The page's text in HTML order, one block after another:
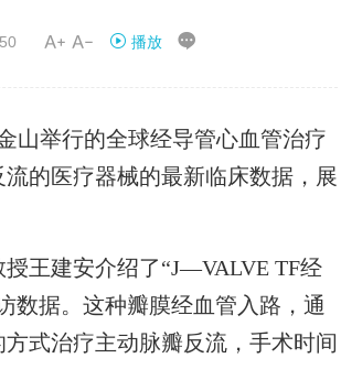
 播放 
举行的全球经导管心血管治疗
的医疗器械的最新临床数据，展
王建安介绍了“J—VALVE TF经
数据。这种瓣膜经血管入路，通
式治疗主动脉瓣反流，手术时间